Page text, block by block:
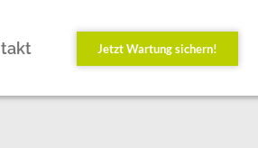
Jetzt Wartung sichern!